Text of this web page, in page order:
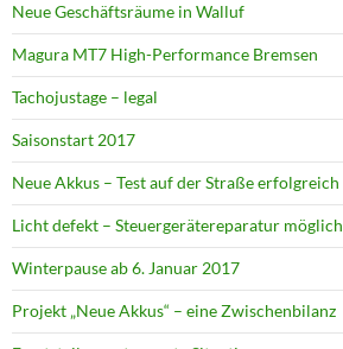
Neue Geschäftsräume in Walluf
Magura MT7 High-Performance Bremsen
Tachojustage – legal
Saisonstart 2017
Neue Akkus – Test auf der Straße erfolgreich
Licht defekt – Steuergerätereparatur möglich
Winterpause ab 6. Januar 2017
Projekt „Neue Akkus“ – eine Zwischenbilanz